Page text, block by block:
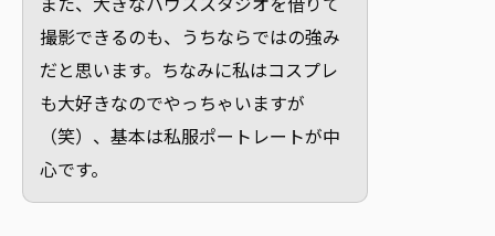
撮影できるのも、うちならではの強み
だと思います。ちなみに私はコスプレ
も大好きなのでやっちゃいますが
（笑）、基本は私服ポートレートが中
心です。